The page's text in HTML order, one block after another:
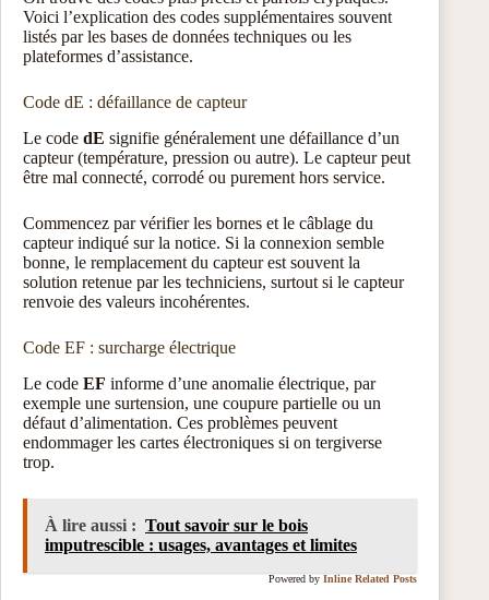
Voici l’explication des codes supplémentaires souvent
listés par les bases de données techniques ou les
plateformes d’assistance.
Code dE : défaillance de capteur
Le code dE signifie généralement une défaillance d’un
capteur (température, pression ou autre). Le capteur peut
être mal connecté, corrodé ou purement hors service.
Commencez par vérifier les bornes et le câblage du
capteur indiqué sur la notice. Si la connexion semble
bonne, le remplacement du capteur est souvent la
solution retenue par les techniciens, surtout si le capteur
renvoie des valeurs incohérentes.
Code EF : surcharge électrique
Le code EF informe d’une anomalie électrique, par
exemple une surtension, une coupure partielle ou un
défaut d’alimentation. Ces problèmes peuvent
endommager les cartes électroniques si on tergiverse
trop.
À lire aussi : Tout savoir sur le bois
imputrescible : usages, avantages et limites
Powered by Inline Related Posts